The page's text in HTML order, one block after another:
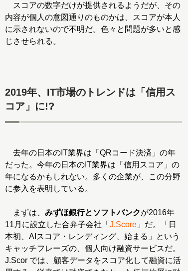
スコアの数字だけが提供されるようだが、その
内容が個人の意図通りのものかは、スコアが本人
に示されないので不明だ。色々と問題が多いと感
じさせられる。
2019年、IT市場のトレンドは「信用ス
コア」に!?
去年の日本のIT業界は「QRコード決済」の年
だった。今年の日本のIT業界は「信用スコア」の
年になるかもしれない。多くの企業が、この分野
に参入を表明している。
まずは、 みずほ銀行とソフトバンクが2016年
11月に設立した合弁子会社「 J.Score 」だ。「日
本初、AIスコア・レンディング、始まる」という
キャッチフレーズの、個人向け融資サービスだ。
J.Scor では、顧客データをスコア化して融資に活